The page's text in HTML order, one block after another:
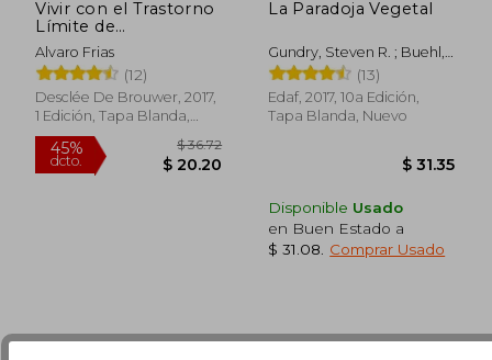
15%
dcto. $ 39.99
45%
dcto.
Vivir con el Trastorno
Límite de
Personalidad. Una
Guía Clínica Para
Pacientes
Alvaro Frias
(12)
Desclée De Brouwer, 2017,
1 Edición, Tapa Blanda,
Nuevo
La Paradoja Vegetal
Gundry, Steven R. ; Buehl,
Olivia Bell ; Escudero
Millaan, Maria Carmen
(13)
Edaf, 2017, 10a Edición,
Tapa Blanda, Nuevo
Disponible Usado
en Buen Estado a
$ 31.08
Comprar Usado